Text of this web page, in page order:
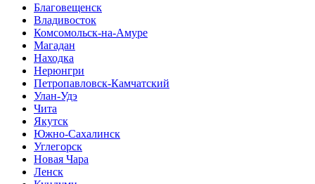
Благовещенск
Владивосток
Комсомольск-на-Амуре
Магадан
Находка
Нерюнгри
Петропавловск-Камчатский
Улан-Удэ
Чита
Якутск
Южно-Сахалинск
Углегорск
Новая Чара
Ленск